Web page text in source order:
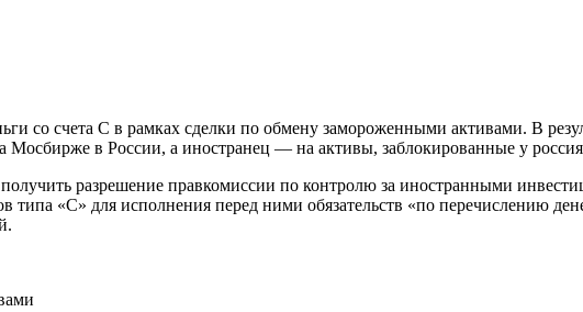
со счета С в рамках сделки по обмену замороженными активами. В
в России, а иностранец — на активы, заблокированные у
разрешение правкомиссии по контролю за иностранными
типа «С» для исполнения перед ними обязательств «по перечислению